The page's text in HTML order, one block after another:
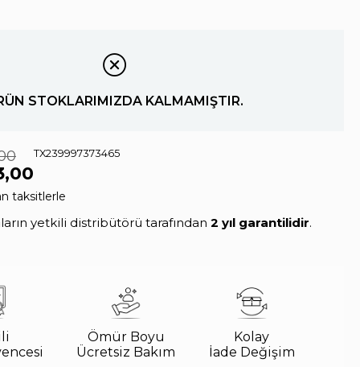
STOKLARIMIZDA KALMAMIŞTIR.
taksitlerle
yetkili distribütörü tarafından 2 yıl garantilidir.
TX239997373465
Ömür Boyu
Ücretsiz Bakım
Kolay
İade Değişim